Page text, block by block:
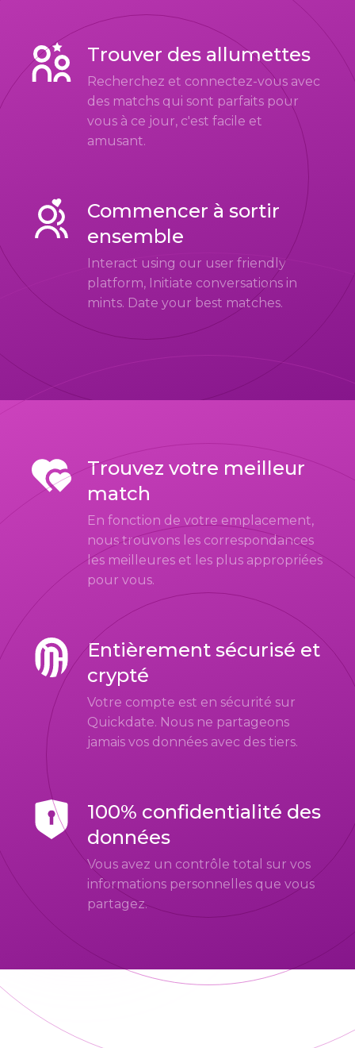
Trouver des allumettes
Recherchez et connectez-vous avec
des matchs qui sont parfaits pour
vous à ce jour, c'est facile et
amusant.
Commencer à sortir
ensemble
Interact using our user friendly
platform, Initiate conversations in
mints. Date your best matches.
Trouvez votre meilleur
match
En fonction de votre emplacement,
nous trouvons les correspondances
les meilleures et les plus appropriées
pour vous.
Entièrement sécurisé et
crypté
Votre compte est en sécurité sur
Quickdate. Nous ne partageons
jamais vos données avec des tiers.
100% confidentialité des
données
Vous avez un contrôle total sur vos
informations personnelles que vous
partagez.